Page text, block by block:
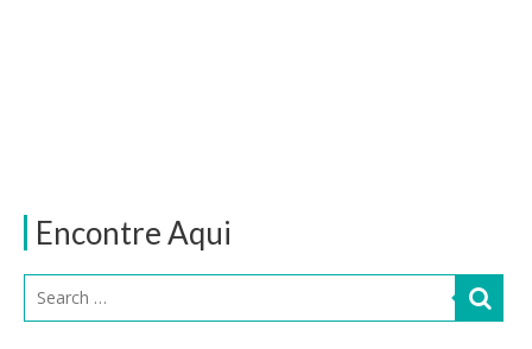
Encontre Aqui